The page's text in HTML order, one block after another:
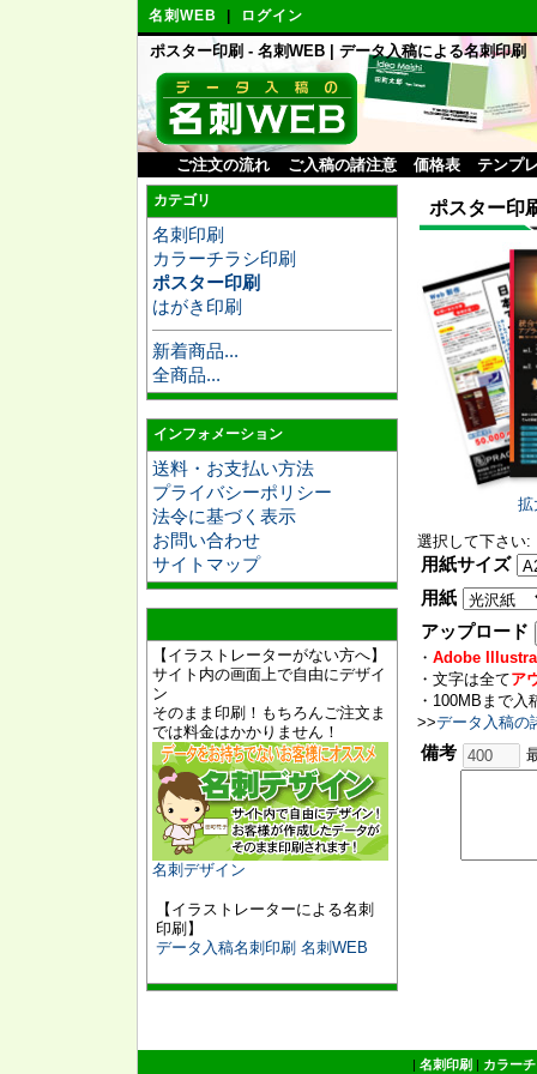
名刺WEB ログイン
ポスター印刷 - 名刺WEB | データ入稿による名刺印刷
ご注文の流れ ご入稿の諸注意 価格表 テンプ
カテゴリ
名刺印刷
カラーチラシ印刷
ポスター印刷
はがき印刷
新着商品...
全商品...
インフォメーション
送料・お支払い方法
プライバシーポリシー
法令に基づく表示
お問い合わせ
サイトマップ
【イラストレーターがない方へ】
サイト内の画面上で自由にデザイ
ン
そのまま印刷！もちろんご注文ま
では料金はかかりません！
名刺デザイン
【イラストレーターによる名刺
印刷】
データ入稿名刺印刷 名刺WEB
ポスター印
拡
選択して下さい:
用紙サイズ
用紙
アップロード
・Adobe
・文字は全てア
・100MBまで入
>>データ入稿の
備考
| 名刺印刷 | カラー